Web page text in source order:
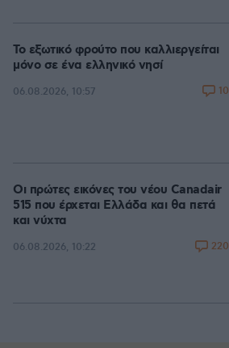
Το εξωτικό φρούτο που καλλιεργείται
μόνο σε ένα ελληνικό νησί
06.08.2026, 10:57 10
Οι πρώτες εικόνες του νέου Canadair
515 που έρχεται Ελλάδα και θα πετά
και νύχτα
06.08.2026, 10:22 220